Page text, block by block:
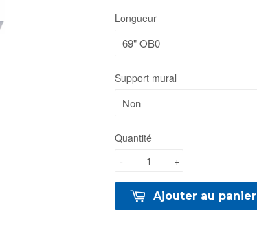
Longueur
Support mural
Quantité
+
-
Ajouter au panier